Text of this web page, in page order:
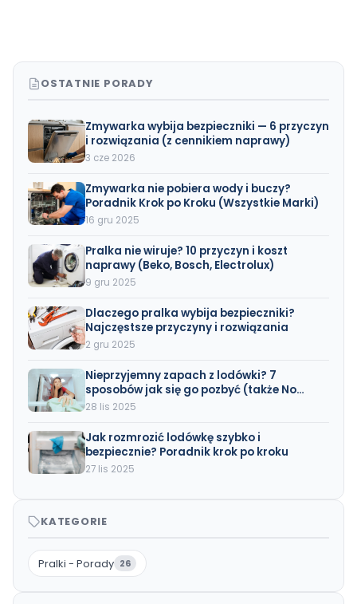
OSTATNIE PORADY
Zmywarka wybija bezpieczniki — 6 przyczyn
i rozwiązania (z cennikiem naprawy)
3 cze 2026
Zmywarka nie pobiera wody i buczy?
Poradnik Krok po Kroku (Wszystkie Marki)
16 gru 2025
Pralka nie wiruje? 10 przyczyn i koszt
naprawy (Beko, Bosch, Electrolux)
9 gru 2025
Dlaczego pralka wybija bezpieczniki?
Najczęstsze przyczyny i rozwiązania
2 gru 2025
Nieprzyjemny zapach z lodówki? 7
sposobów jak się go pozbyć (także No
Frost)
28 lis 2025
Jak rozmrozić lodówkę szybko i
bezpiecznie? Poradnik krok po kroku
27 lis 2025
KATEGORIE
Pralki - Porady 26